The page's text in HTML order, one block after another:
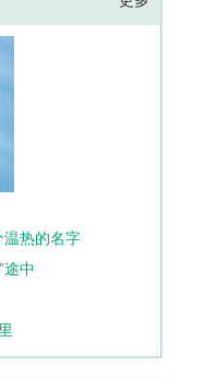
温热的名字
途中